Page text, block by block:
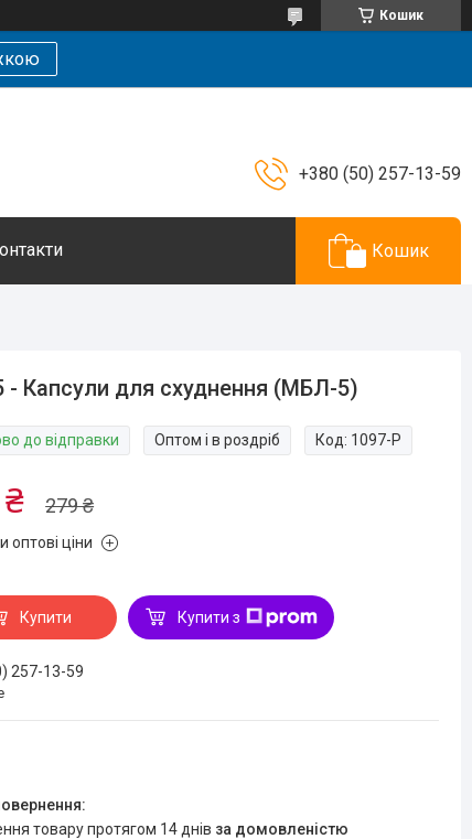
Кошик
+380 (50) 257-13-59
Кошик
- Капсули для схуднення (МБЛ-5)
до відправки Оптом і в роздріб Код: 1097-P
279 ₴
оптові ціни
Купити Купити з
257-13-59
товару протягом 14 днів за домовленістю